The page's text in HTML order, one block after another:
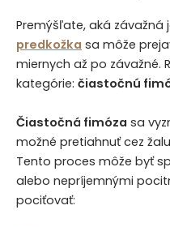
Premýšľate, aká závažná
predkožka sa môže
miernych až po závažné.
kategórie: čiastočnú
Čiastočná fimóza sa
možné pretiahnuť cez
Tento proces môže byť
alebo nepríjemnými
pociťovať: